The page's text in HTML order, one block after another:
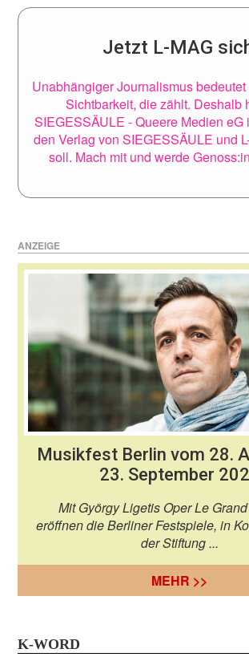
Jetzt L-MAG
Unabhängiger Journalismus
Sichtbarkeit, die zählt. Deshalb
SIEGESSÄULE - Queere Medien eG
den Verlag von SIEGESSÄULE und
soll. Mach mit und werde
ANZEIGE
Musikfest Berlin vom 28.
23. September
Mit György Ligetis Oper Le
eröffnen die Berliner Festspiele, in
der Stiftung ...
MEHR >>
K-WORD